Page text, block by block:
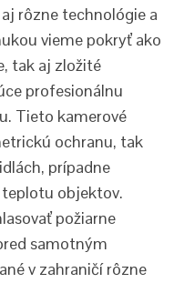
rôzne technológie a
vieme pokryť ako
tak aj zložité
profesionálnu
Tieto kamerové
ochranu, tak
prípadne
objektov.
požiarne
samotným
v zahraničí rôzne